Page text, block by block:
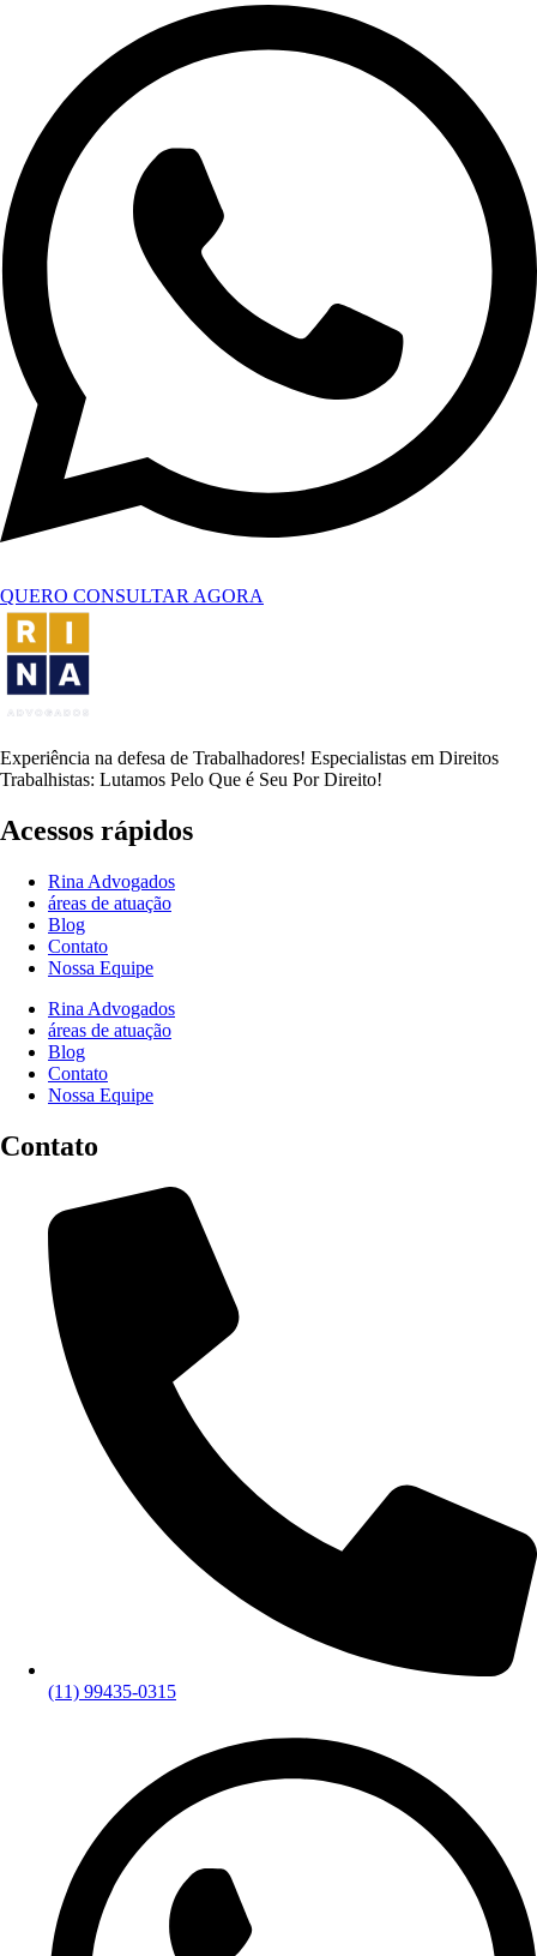
QUERO CONSULTAR AGORA
Experiência na defesa de Trabalhadores! Especialistas em Direitos
Trabalhistas: Lutamos Pelo Que é Seu Por Direito!
Acessos rápidos
Rina Advogados
áreas de atuação
Blog
Contato
Nossa Equipe
Rina Advogados
áreas de atuação
Blog
Contato
Nossa Equipe
Contato
(11) 99435-0315